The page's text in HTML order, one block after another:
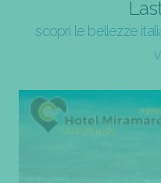
scopri le bellezze